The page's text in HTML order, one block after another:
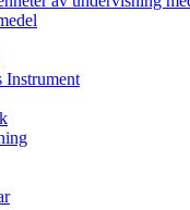
Instrument